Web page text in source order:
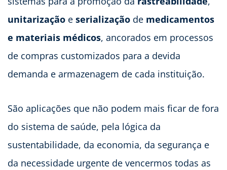
unitarização e serialização de medicamentos
e materiais médicos, ancorados em processos
de compras customizados para a devida
demanda e armazenagem de cada instituição.
São aplicações que não podem mais ficar de fora
do sistema de saúde, pela lógica da
sustentabilidade, da economia, da segurança e
da necessidade urgente de vencermos todas as